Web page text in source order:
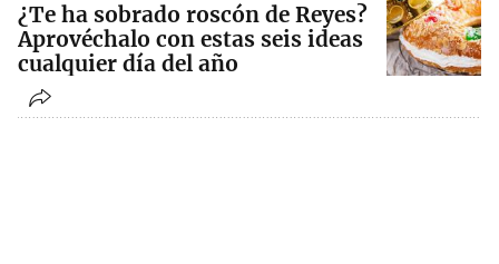
¿Te ha sobrado roscón de Reyes?
Aprovéchalo con estas seis ideas
cualquier día del año